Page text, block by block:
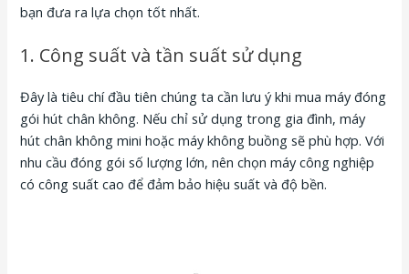
bạn đưa ra lựa chọn tốt nhất.
1. Công suất và tần suất sử dụng
Đây là tiêu chí đầu tiên chúng ta cần lưu ý khi mua máy đóng
gói hút chân không. Nếu chỉ sử dụng trong gia đình, máy
hút chân không mini hoặc máy không buồng sẽ phù hợp. Với
nhu cầu đóng gói số lượng lớn, nên chọn máy công nghiệp
có công suất cao để đảm bảo hiệu suất và độ bền.